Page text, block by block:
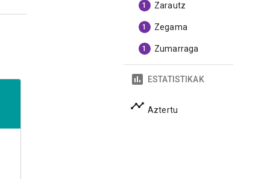
1 Zarautz
1 Zegama
1 Zumarraga
ESTATISTIKAK
Aztertu